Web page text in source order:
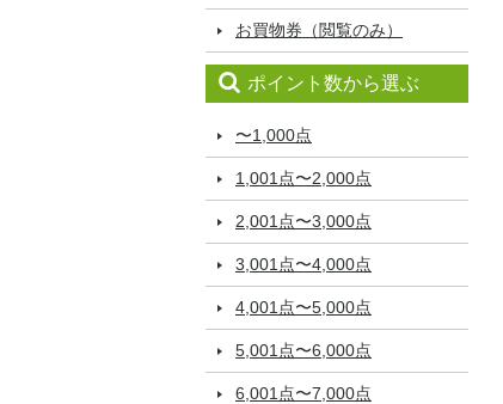
お買物券（閲覧のみ）
ポイント数から選ぶ
〜1,000点
1,001点〜2,000点
2,001点〜3,000点
3,001点〜4,000点
4,001点〜5,000点
5,001点〜6,000点
6,001点〜7,000点